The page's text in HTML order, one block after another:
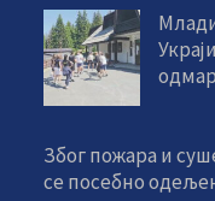
Због пожара и
се посебно